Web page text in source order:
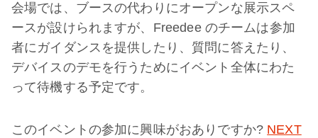
会場では、ブースの代わりにオープンな展示スペ
ースが設けられますが、Freedee のチームは参加
者にガイダンスを提供したり、質問に答えたり、
デバイスのデモを行うためにイベント全体にわた
って待機する予定です。
このイベントの参加に興味がおありですか? NEXT